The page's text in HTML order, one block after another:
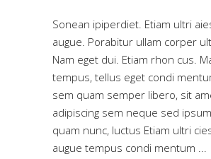
Sonean ipiperdiet. Etiam ultri
augue. Porabitur ullam corper
Nam eget dui. Etiam rhon cus.
tempus, tellus eget condi
sem quam semper libero, sit
adipiscing sem neque sed
quam nunc, luctus Etiam ultri
augue tempus condi mentum